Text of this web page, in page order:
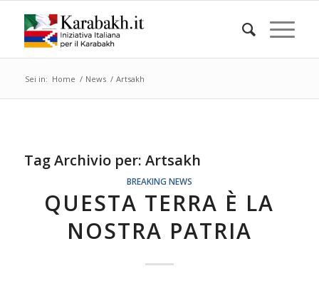
Sei in: Home / News / Artsakh
Tag Archivio per: Artsakh
BREAKING NEWS
QUESTA TERRA È LA
NOSTRA PATRIA